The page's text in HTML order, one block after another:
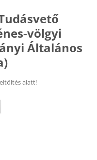
völgyi
Általános
alatt!